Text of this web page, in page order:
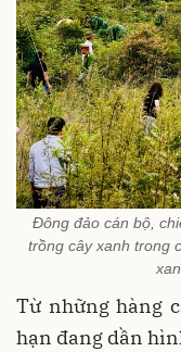
Đông đảo cán bộ,
trồng cây xanh trong
Từ những hàng
hạn đang dần